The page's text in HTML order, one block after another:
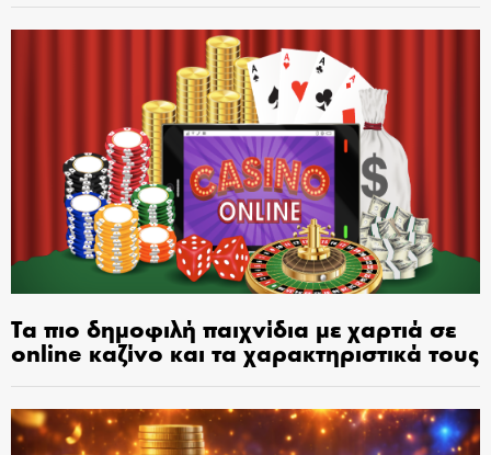
Τα πιο δημοφιλή παιχνίδια με χαρτιά σε
online καζίνο και τα χαρακτηριστικά τους